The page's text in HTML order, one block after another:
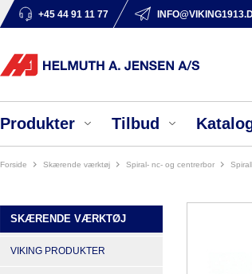
+45 44 91 11 77
Produkter Tilbud
Forside skærende værktøj spiral- nc- og centrerbor
SKÆRENDE VÆRKTØJ
VIKING PRODUKTER